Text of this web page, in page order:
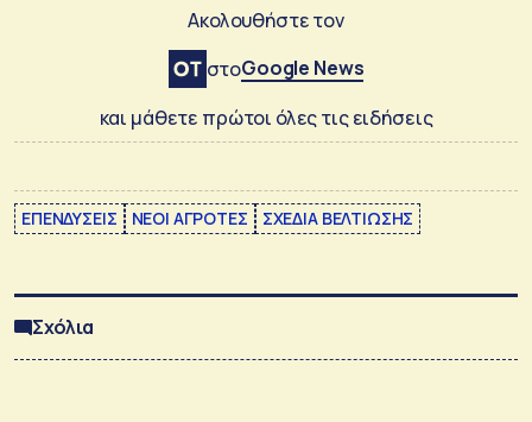
Ακολουθήστε τον
στοGoogle News
και μάθετε πρώτοι όλες τις ειδήσεις
ΕΠΕΝΔΥΣΕΙΣ ΝΕΟΙ ΑΓΡΟΤΕΣ ΣΧΕΔΙΑ ΒΕΛΤΙΩΣΗΣ
Σχόλια